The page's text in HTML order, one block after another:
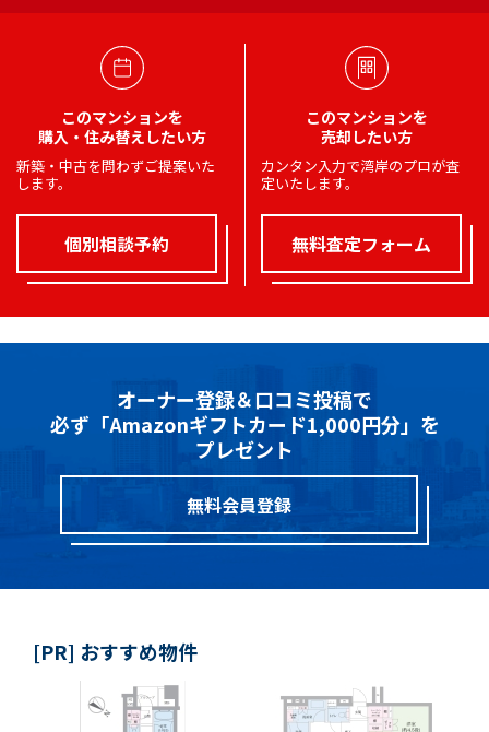
このマンションを
購入・住み替えしたい方
新築・中古を問わずご提案いた
します。
個別相談予約
このマンションを
売却したい方
カンタン入力で湾岸のプロが査
定いたします。
無料査定フォーム
オーナー登録＆口コミ投稿で
必ず「Amazonギフトカード1,000円分」を
プレゼント
無料会員登録
[PR] おすすめ物件